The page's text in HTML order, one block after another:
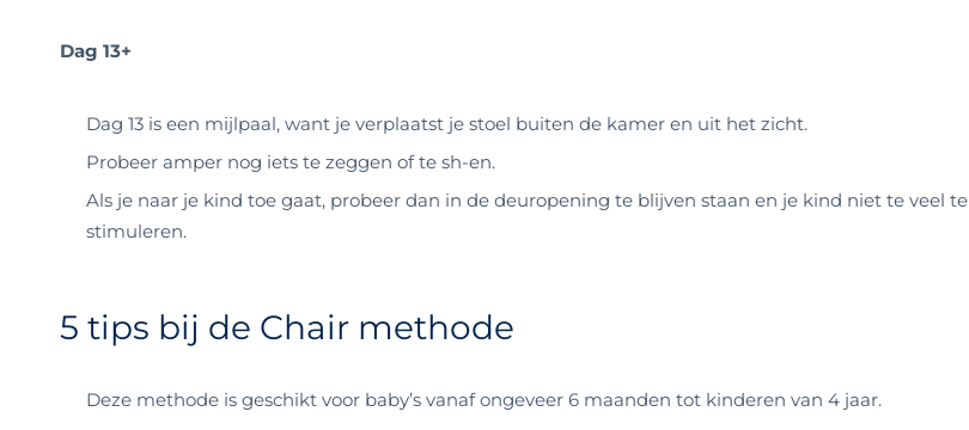
Dag 13+
Dag 13 is een mijlpaal, want je verplaatst je stoel buiten de kamer en uit het zicht.
Probeer amper nog iets te zeggen of te sh-en.
Als je naar je kind toe gaat, probeer dan in de deuropening te blijven staan en je kind niet te veel te
stimuleren.
5 tips bij de Chair methode
Deze methode is geschikt voor baby’s vanaf ongeveer 6 maanden tot kinderen van 4 jaar.